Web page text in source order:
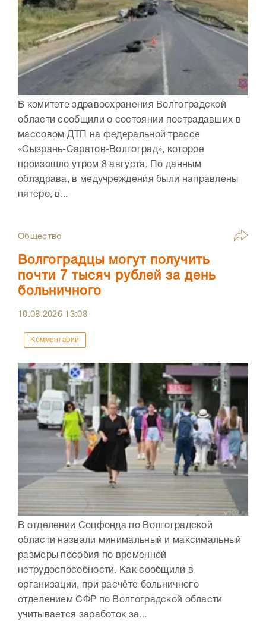
В комитете здравоохранения Волгоградской
области сообщили о состоянии пострадавших в
массовом ДТП на федеральной трассе
«Сызрань-Саратов-Волгоград», которое
произошло утром 8 августа. По данным
облздрава, в медучреждения были направлены
пятеро, в...
Общество
Волгоградцы могут получить
почти 7 тысяч рублей за день
больничного
10.08.2026 13:08
Комментарии
В отделении Соцфонда по Волгоградской
области назвали минимальный и максимальный
размеры пособия по временной
нетрудоспособности. Как сообщили в
организации, при расчёте больничного
отделением СФР по Волгоградской области
учитывается заработок за...